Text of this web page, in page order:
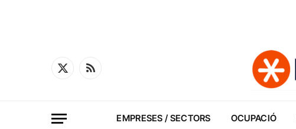
X
RSS
EMPRESES / SECTORS OCUPACIÓ